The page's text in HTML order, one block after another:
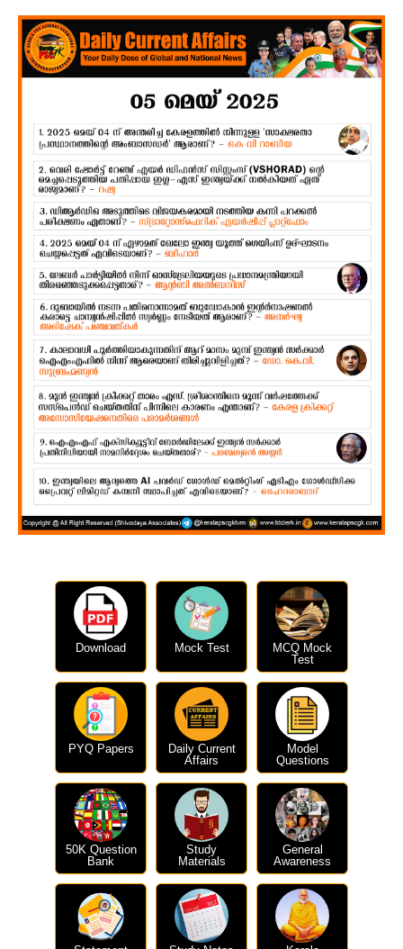
Download Mock Test
MCQ Mock
Test
PYQ Papers
Daily Current
Affairs
Model
Questions
50K Question
Bank
Study
Materials
General
Awareness